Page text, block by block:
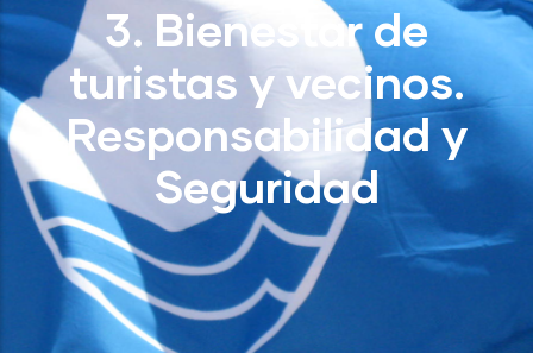
3. Bienestar de
turistas y vecinos.
Responsabilidad y
Seguridad